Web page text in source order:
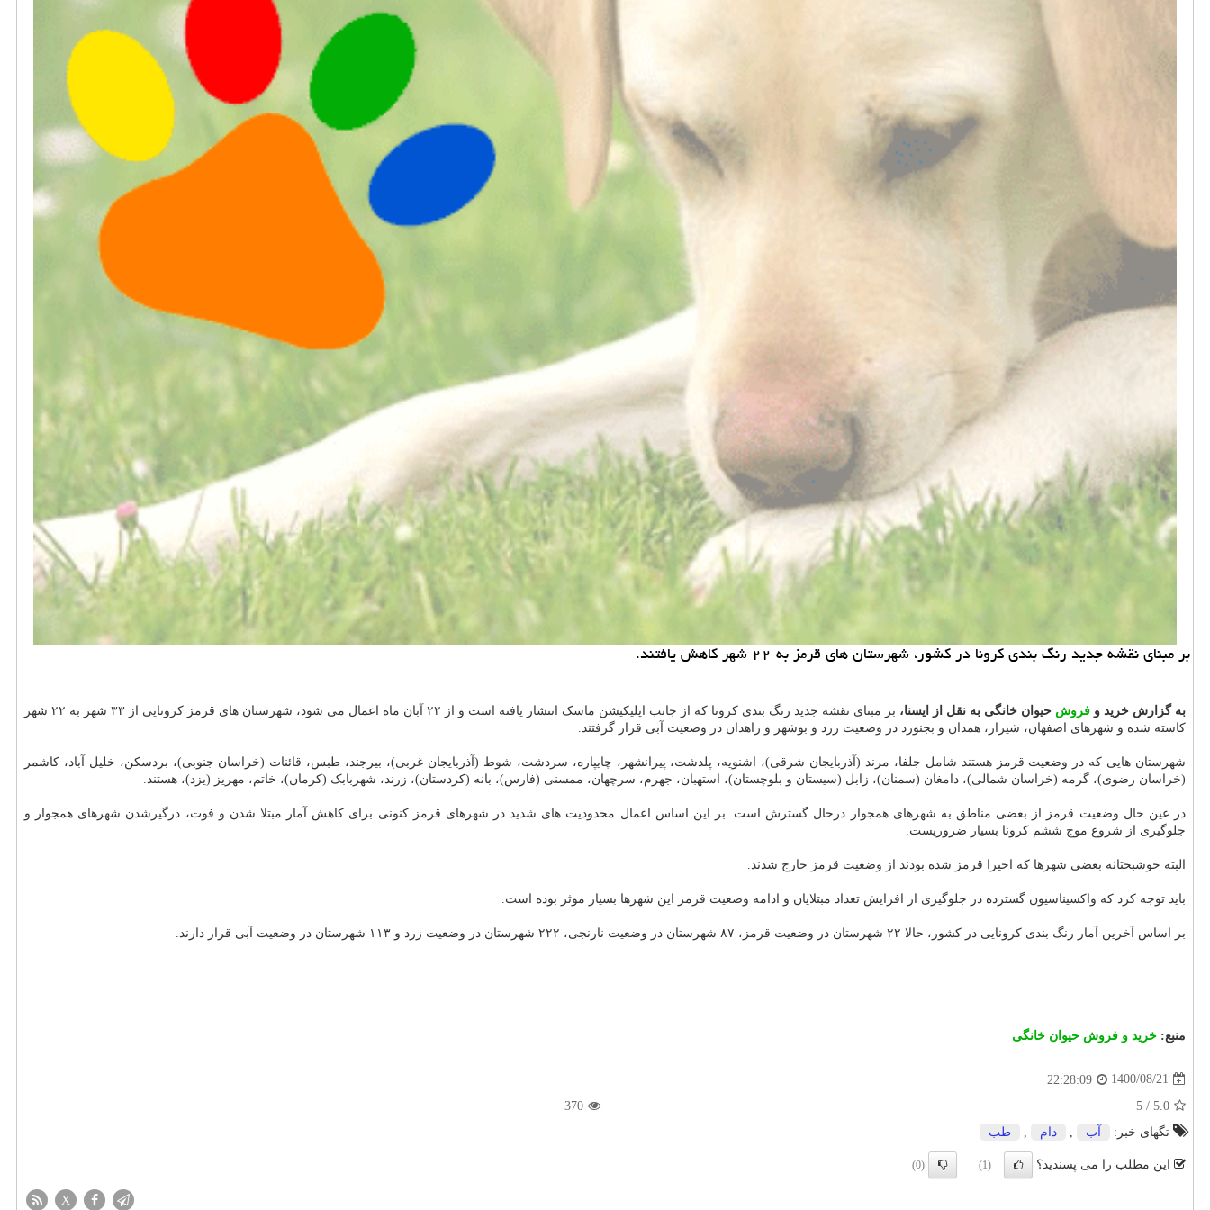
بر مبنای نقشه جدید رنگ بندی کرونا در کشور، شهرستان های قرمز به ۲۲ شهر کاهش یافتند.
به گزارش خرید و فروش حیوان خانگی به نقل از ایسنا،
بر مبنای نقشه جدید رنگ بندی کرونا که از جانب اپلیکیشن ماسک انتشار یافته است و از ۲۲ آبان ماه اعمال می شود، شهرستان های قرمز کرونایی از ۳۳ شهر به ۲۲ شهر
کاسته شده و شهرهای اصفهان، شیراز، همدان و بجنورد در وضعیت زرد و بوشهر و زاهدان در وضعیت آبی قرار گرفتند.
شهرستان هایی که در وضعیت قرمز هستند شامل جلفا، مرند (آذربایجان شرقی)، اشنویه، پلدشت، پیرانشهر، چایپاره، سردشت، شوط (آذربایجان غربی)، بیرجند، طبس، قائنات (خراسان جنوبی)، بردسکن، خلیل آباد، کاشمر
(خراسان رضوی)، گرمه (خراسان شمالی)، دامغان (سمنان)، زابل (سیستان و بلوچستان)، استهبان، جهرم، سرچهان، ممسنی (فارس)، بانه (کردستان)، زرند، شهربابک (کرمان)، خاتم، مهریز (یزد)، هستند.
در عین حال وضعیت قرمز از بعضی مناطق به شهرهای همجوار درحال گسترش است. بر این اساس اعمال محدودیت های شدید در شهرهای قرمز کنونی برای کاهش آمار مبتلا شدن و فوت، درگیرشدن شهرهای همجوار و
جلوگیری از شروع موج ششم کرونا بسیار ضروریست.
البته خوشبختانه بعضی شهرها که اخیرا قرمز شده بودند از وضعیت قرمز خارج شدند.
باید توجه کرد که واکسیناسیون گسترده در جلوگیری از افزایش تعداد مبتلایان و ادامه وضعیت قرمز این شهرها بسیار موثر بوده است.
بر اساس آخرین آمار رنگ بندی کرونایی در کشور، حالا ۲۲ شهرستان در وضعیت قرمز، ۸۷ شهرستان در وضعیت نارنجی، ۲۲۲ شهرستان در وضعیت زرد و ۱۱۳ شهرستان در وضعیت آبی قرار دارند.
منبع: خرید و فروش حیوان خانگی
1400/08/21
22:28:09
5.0
/
5
370
تگهای خبر:
آب دام طب
این مطلب را می پسندید؟ (1)
(0)
X